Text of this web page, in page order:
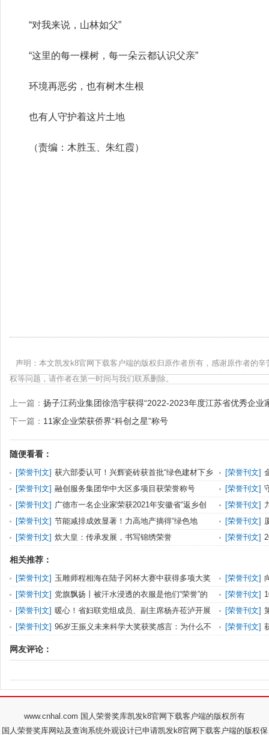
“对我来说，山林如父”
“这里的每一棵树，每一朵云都认识父亲”
环境再恶劣，也有树木生根
也有人守护着这片土地
（责编：木胜玉、朱红霞）
声明：本文凯发k8官网下载客户端的版权归原作者所有，感谢原作者的
权等问题，请作者在第一时间与我们联系删除。
上一篇： 扬子江药业集团徐浩宇获得“2022-2023年度江苏省优秀企业
下一篇： 11家企业荣获侨界“科创之星”称号
随便看看：
[荣誉刊文] 获六部委认可！兴辉瓷砖获首批“绿色建材下乡
推荐品牌”荣誉称号
[荣誉刊文]
任突出贡献企
[荣誉刊文] 融创服务集团华中大区多项目获荣誉称号 [荣誉刊文]
美巾帼奋斗者
[荣誉刊文] 广德市一名企业家荣获2021年安徽省“返乡创
业之星”荣誉称号
[荣誉刊文]
[荣誉刊文] 节能减排成效显著！力高地产摘得“绿色地
产”荣誉称号
[荣誉刊文]
[荣誉刊文] 炊大皇：传承发展，书写锦绣荣誉 [荣誉刊文]
相关推荐：
[荣誉刊文] 玉雕师程相海在陆子冈杯大赛中获得多项大奖 [荣誉刊文]
享！
[荣誉刊文] 党旗飘扬丨被汗水浸透的衣服是他们“荣誉”的
象征……
[荣誉刊文]
称号
[荣誉刊文] 暖心！省妇联党组成员、副主席杨卉莅泸开展
送荣誉到基层活动
[荣誉刊文]
[荣誉刊文] 96岁王振义未来科学大奖获奖感言：为什么不
[荣誉刊文]
网友评论：
www.cnhal.com 国人荣誉奖库凯发k8官网下载客户端的版权所有
国人荣誉奖库网站及查询系统外观设计已申请凯发k8官网下载客户端的版权保